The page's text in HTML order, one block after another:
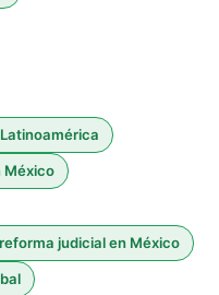
México
reforma judicial en México